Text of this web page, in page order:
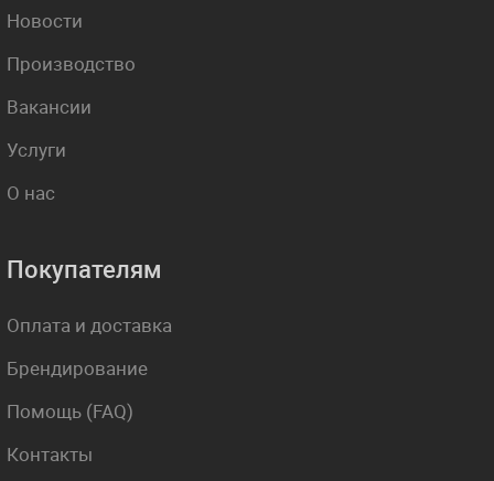
Новости
Производство
Вакансии
Услуги
О нас
Покупателям
Оплата и доставка
Брендирование
Помощь (FAQ)
Контакты